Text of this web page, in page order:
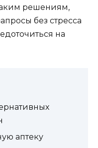
решениям,
без стресса
на
аптеку